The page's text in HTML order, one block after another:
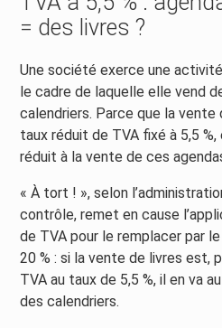
= des livres ?
Une société exerce une
le cadre de laquelle elle vend
calendriers. Parce que la vente
taux réduit de TVA fixé à 5,5
réduit à la vente de ces
« À tort ! », selon
contrôle, remet en cause
de TVA pour le remplacer par
20 % : si la vente de livres est,
TVA au taux de 5,5 %, il en va
des calendriers.